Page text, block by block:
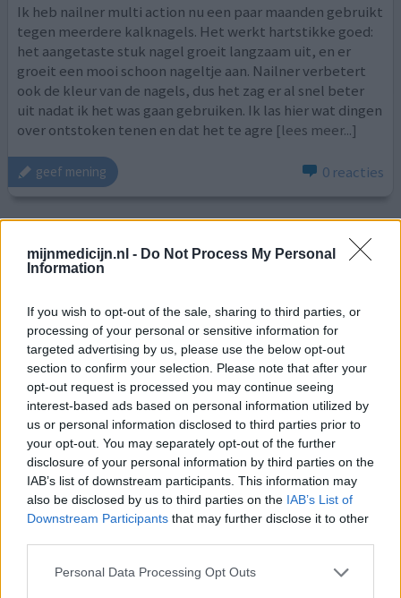
mijnmedicijn.nl - Do Not Process My Personal
Information
If you wish to opt-out of the sale, sharing to third parties, or
processing of your personal or sensitive information for
targeted advertising by us, please use the below opt-out
section to confirm your selection. Please note that after your
opt-out request is processed you may continue seeing
interest-based ads based on personal information utilized by
us or personal information disclosed to third parties prior to
your opt-out. You may separately opt-out of the further
disclosure of your personal information by third parties on the
IAB’s list of downstream participants. This information may
also be disclosed by us to third parties on the IAB’s List of
Downstream Participants that may further disclose it to other
Personal Data Processing Opt Outs
Ik heb nailner multi action nu een paar maanden gebruikt
tegen meerdere kalknagels. Het werkt hartstikke goed:
het aangetaste stuk nagel groeit langzaam uit, en er
groeit een mooi schoon nageltje aan. Nailner verbetert
ook de kleur van de nagels, dus het zag er al snel beter
uit nadat ik het was gaan gebruiken. Ik las hier wat dingen
over ontstoken tenen en dat het te agre [lees meer...]
geef mening 0 reacties
02-12-2025 | Vrouw | 47
(10mg/g)
Kalknagel(s)
Effectiviteit
Hoeveelheid bijwerkingen
Bijwerkingen
vinger(s) doet pijn
huidinfectie
jeuk
vinger(s) worden rood
Na gebruik van 2 weken kreeg ik kleine wondjes rond de
tegelijkertijd zeer pijnlijk. De jeuk was vooral 's nachts